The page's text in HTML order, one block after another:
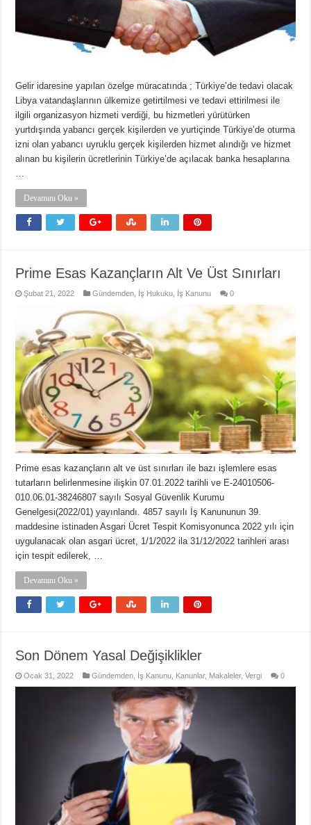
Gelir idaresine yapılan özelge müracatında ; Türkiye’de tedavi olacak
Libya vatandaşlarının ülkemize getirtilmesi ve tedavi ettirilmesi ile
ilgili organizasyon hizmeti verdiği, bu hizmetleri yürütürken
yurtdışında yabancı gerçek kişilerden ve yurtiçinde Türkiye’de oturma
izni olan yabancı uyruklu gerçek kişilerden hizmet alındığı ve hizmet
alınan bu kişilerin ücretlerinin Türkiye’de açılacak banka hesaplarına
…
Devamını Oku »
Prime Esas Kazançların Alt Ve Üst Sınırları
Şubat 21, 2022 Gündemden İş Hukuku İş Kanunu 0
Prime esas kazançların alt ve üst sınırları ile bazı işlemlere esas
tutarların belirlenmesine ilişkin 07.01.2022 tarihli ve E-24010506-
010.06.01-38246807 sayılı Sosyal Güvenlik Kurumu
Genelgesi(2022/01) yayınlandı. 4857 sayılı İş Kanununun 39.
maddesine istinaden Asgari Ücret Tespit Komisyonunca 2022 yılı için
uygulanacak olan asgari ücret, 1/1/2022 ila 31/12/2022 tarihleri arası
için tespit edilerek, …
Devamını Oku »
Son Dönem Yasal Değişiklikler
Ocak 31, 2022 Gündemden İş Kanunu Kanunlar, Makaleler,Vergi 0